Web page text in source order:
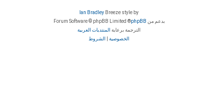
Breeze style by
Ian Bradley
بدعم من phpBB
® Forum Software © phpBB Limited
الترجمة برعاية المنتديات العربية
الخصوصية
الشروط